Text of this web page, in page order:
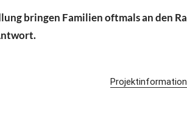
bringen Familien oftmals an den